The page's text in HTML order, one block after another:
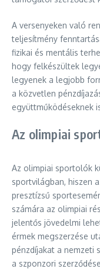
A versenyeken való
teljesítmény
fizikai és mentális
hogy felkészültek
legyenek a legjobb
a közvetlen
együttműködéseknek
Az olimpiai
Az olimpiai sportolók
sportvilágban, hiszen
presztízsű
számára az olimpiai
jelentős jövedelmi
érmek megszerzése
pénzdíjakat a nemzeti
a szponzori